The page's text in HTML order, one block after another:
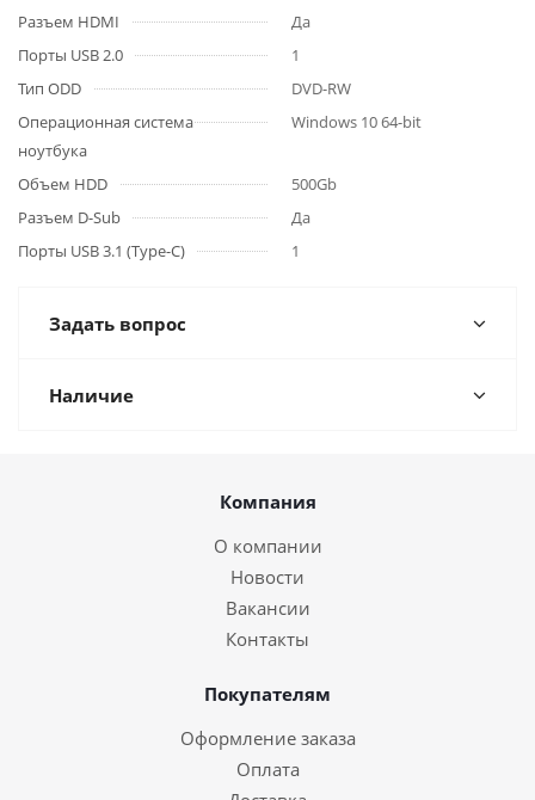
Разъем HDMI
Да
Порты USB 2.0
1
Тип ODD
DVD-RW
Операционная система
ноутбука
Windows 10 64-bit
Объем HDD
500Gb
Разъем D-Sub
Да
Порты USB 3.1 (Type-C)
1
Задать вопрос
Наличие
Компания
О компании
Новости
Вакансии
Контакты
Покупателям
Оформление заказа
Оплата